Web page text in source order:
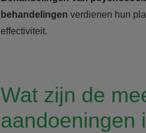
behandelingen verdienen hun
effectiviteit.
Wat zijn de
aandoeningen